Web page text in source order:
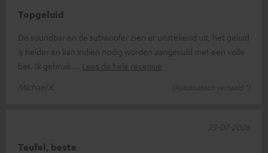
Topgeluid
De soundbar en de subwoofer zien er uitstekend uit, het geluid
is helder en kan indien nodig worden aangevuld met een volle
bas. Ik gebruik
Lees de hele recensie
Michael K.
(Automatisch vertaald *)
Teufel, beste
23-07-2026